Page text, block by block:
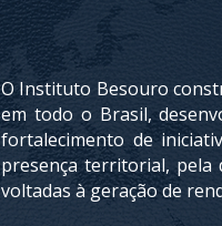
O Instituto Besouro
em todo o Brasil,
fortalecimento de
presença territorial, pela
voltadas à geração de